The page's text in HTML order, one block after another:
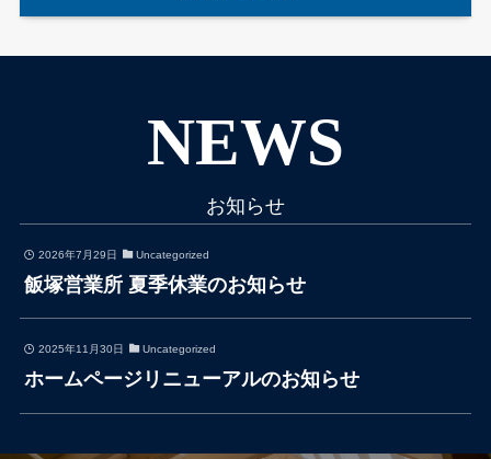
NEWS
お知らせ
2026年7月29日 Uncategorized
飯塚営業所 夏季休業のお知らせ
2025年11月30日 Uncategorized
ホームページリニューアルのお知らせ